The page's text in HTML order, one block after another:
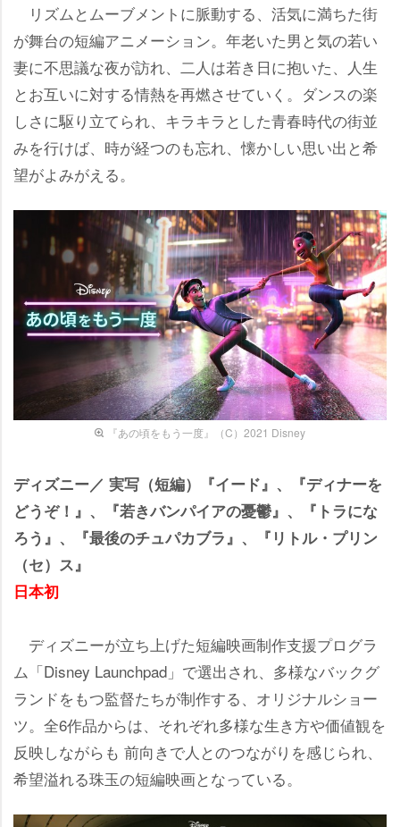
リズムとムーブメントに脈動する、活気に満ちた街
が舞台の短編アニメーション。年老いた男と気の若い
妻に不思議な夜が訪れ、二人は若き日に抱いた、人生
とお互いに対する情熱を再燃させていく。ダンスの楽
しさに駆り立てられ、キラキラとした青春時代の街並
みを行けば、時が経つのも忘れ、懐かしい思い出と希
望がよみがえる。
『あの頃をもう一度』（C）2021 Disney
ディズニー／ 実写（短編）『イード』、『ディナーを
どうぞ！』、『若きバンパイアの憂鬱』、『トラにな
ろう』、『最後のチュパカブラ』、『リトル・プリン
（セ）ス』
日本初
ディズニーが立ち上げた短編映画制作支援プログラ
ム「Disney Launchpad」で選出され、多様なバックグ
ランドをもつ監督たちが制作する、オリジナルショー
ツ。全6作品からは、それぞれ多様な生き方や価値観を
反映しながらも 前向きで人とのつながりを感じられ、
希望溢れる珠玉の短編映画となっている。